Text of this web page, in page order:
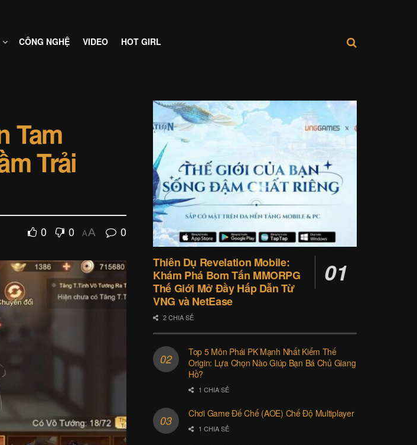
CÔNG NGHỆ VIDEO HOT GIRL
Tam
Trải
0 0 AA 0
Thiên Dụ Revelation Mobile:
Khám Phá Bom Tấn MMORPG
Thế Giới Mở Đầy Hấp Dẫn Từ
VNG và NetEase
2 CHIA SẺ
Top 5 Môn Phái PK Mạnh Nhất Kiếm Thế
Origin: Lựa Chọn Nào Giúp Bạn Bá Chủ Giang
Hồ?
1 CHIA SẺ
Chơi Game Đế Chế (AOE) Chế Độ Multiplayer
1 CHIA SẺ